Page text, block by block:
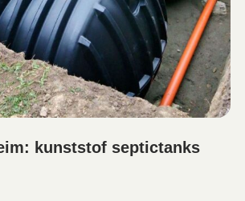
kunststof septictanks